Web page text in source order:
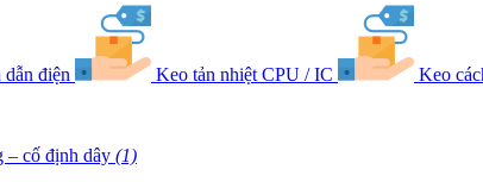
điện Keo tản nhiệt CPU / IC Keo
– cố định dây (1)